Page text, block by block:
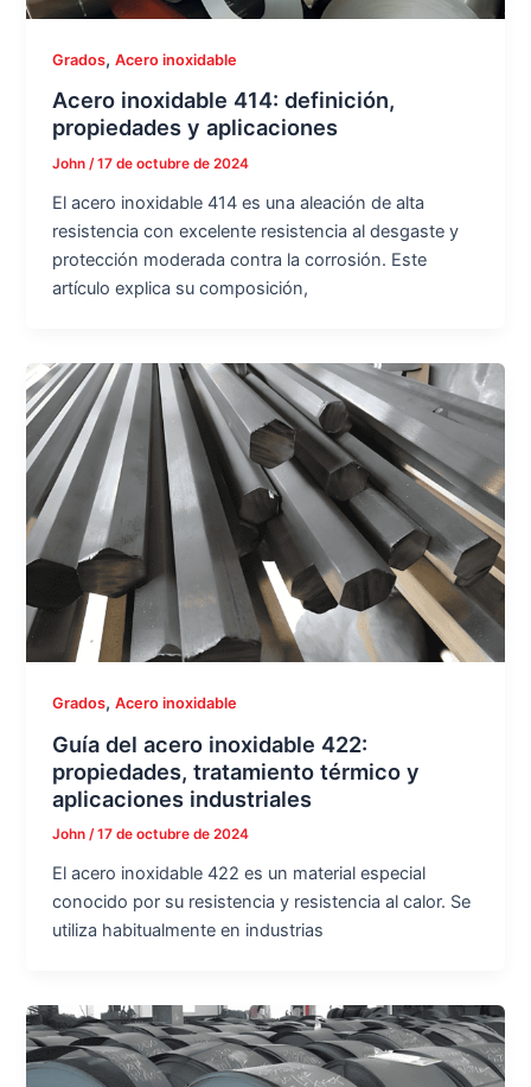
Grados,Acero inoxidable
Acero inoxidable 414: definición,
propiedades y aplicaciones
John/17 de octubre de 2024
El acero inoxidable 414 es una aleación de alta
resistencia con excelente resistencia al desgaste y
protección moderada contra la corrosión. Este
artículo explica su composición,
Grados,Acero inoxidable
Guía del acero inoxidable 422:
propiedades, tratamiento térmico y
aplicaciones industriales
John/17 de octubre de 2024
El acero inoxidable 422 es un material especial
conocido por su resistencia y resistencia al calor. Se
utiliza habitualmente en industrias